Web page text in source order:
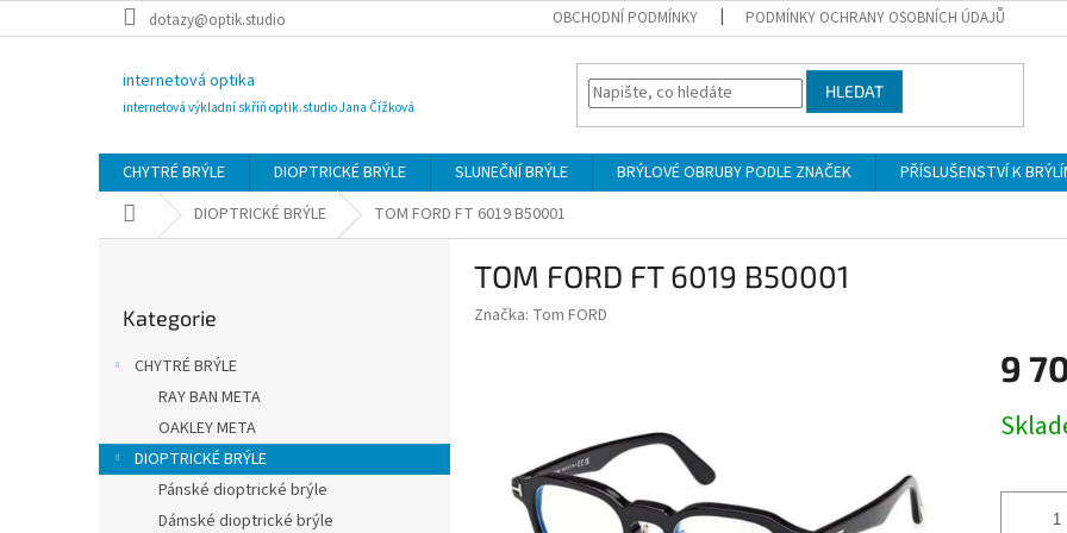
na
dotazy@optik.studio OBCHODNÍ PODMÍNKY PODMÍNKY OCHRANY OSOBNÍCH ÚDAJŮ
internetová optika
internetová výkladní skříň optik.studio Jana Čížková
HLEDAT
CHYTRÉ BRÝLE DIOPTRICKÉ BRÝLE SLUNEČNÍ BRÝLE BRÝLOVÉ OBRUBY PODLE ZNAČEK PŘÍSLUŠENSTVÍ K
Domů DIOPTRICKÉ BRÝLE TOM FORD FT 6019 B50001
kategorie
Kategorie
CHYTRÉ BRÝLE
RAY BAN META
OAKLEY META
DIOPTRICKÉ BRÝLE
Pánské dioptrické brýle
Dámské dioptrické brýle
TOM FORD FT 6019 B50001
Značka: Tom FORD
9
cena: